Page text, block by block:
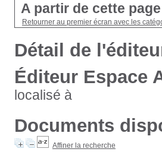
A partir de cette
Retourner au premier écran avec les
Détail de
Éditeur Espace
localisé à
Documents
Affiner la recherche